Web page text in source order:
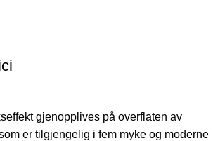
gjenopplives på overflaten av
er tilgjengelig i fem myke og moderne